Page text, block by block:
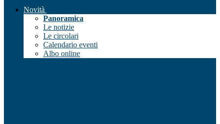
Novità
Panoramica
Le notizie
Le circolari
Calendario eventi
Albo online